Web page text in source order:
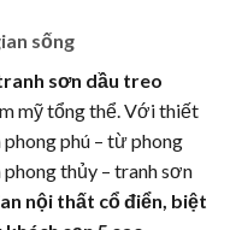
sống
sơn dầu treo
mỹ tổng thể. Với thiết
phú – từ phong
thủy – tranh sơn
nội thất cổ điển, biệt